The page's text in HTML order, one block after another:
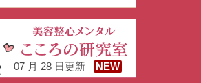
07 月 28 日更新 NEW